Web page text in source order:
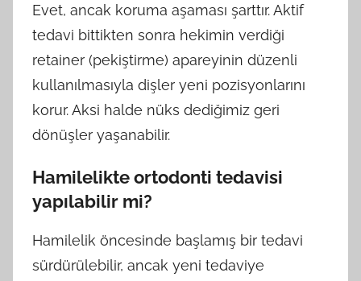
Evet, ancak koruma aşaması şarttır. Aktif
tedavi bittikten sonra hekimin verdiği
retainer (pekiştirme) apareyinin düzenli
kullanılmasıyla dişler yeni pozisyonlarını
korur. Aksi halde nüks dediğimiz geri
dönüşler yaşanabilir.
Hamilelikte ortodonti tedavisi
yapılabilir mi?
Hamilelik öncesinde başlamış bir tedavi
sürdürülebilir, ancak yeni tedaviye